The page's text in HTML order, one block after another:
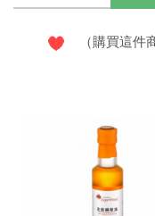
（購買這件